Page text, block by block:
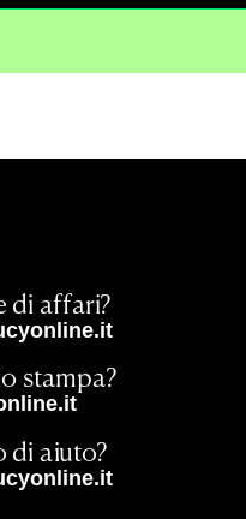
di affari?
stampa?
di aiuto?